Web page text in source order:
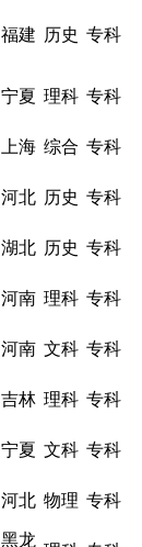
福建 历史 专科
宁夏 理科 专科
上海 综合 专科
河北 历史 专科
湖北 历史 专科
河南 理科 专科
河南 文科 专科
吉林 理科 专科
宁夏 文科 专科
河北 物理 专科
黑龙